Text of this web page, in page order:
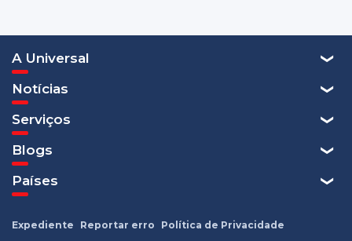
A Universal
Notícias
Serviços
Blogs
Países
Expediente Reportar erro Política de Privacidade